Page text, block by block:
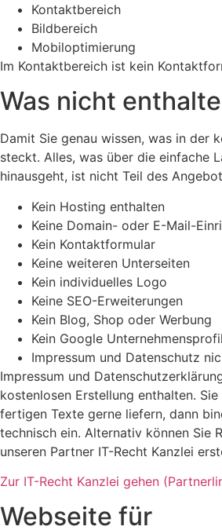
Kontaktbereich
Bildbereich
Mobiloptimierung
Im Kontaktbereich ist kein
Was nicht
Damit Sie genau wissen, was in der
steckt. Alles, was über die einfache
hinausgeht, ist nicht Teil des
Kein Hosting enthalten
Keine Domain- oder E-Mail-
Kein Kontaktformular
Keine weiteren Unterseiten
Kein individuelles Logo
Keine SEO-Erweiterungen
Kein Blog, Shop oder Werbung
Kein Google Unternehmensprofil
Impressum und Datenschutz
Impressum und
kostenlosen Erstellung enthalten.
fertigen Texte gerne liefern, dann
technisch ein. Alternativ können Sie
unseren Partner IT-Recht Kanzlei
Zur IT-Recht Kanzlei gehen
Webseite für